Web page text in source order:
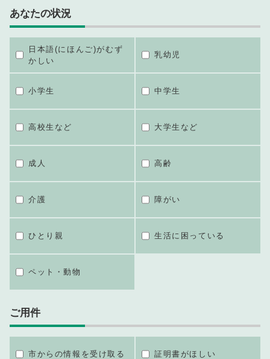
あなたの状況
日本語(にほんご)がむず
かしい
乳幼児
小学生 中学生
高校生など 大学生など
成人 高齢
介護 障がい
ひとり親 生活に困っている
ペット・動物
ご用件
市からの情報を受け取る 証明書がほしい